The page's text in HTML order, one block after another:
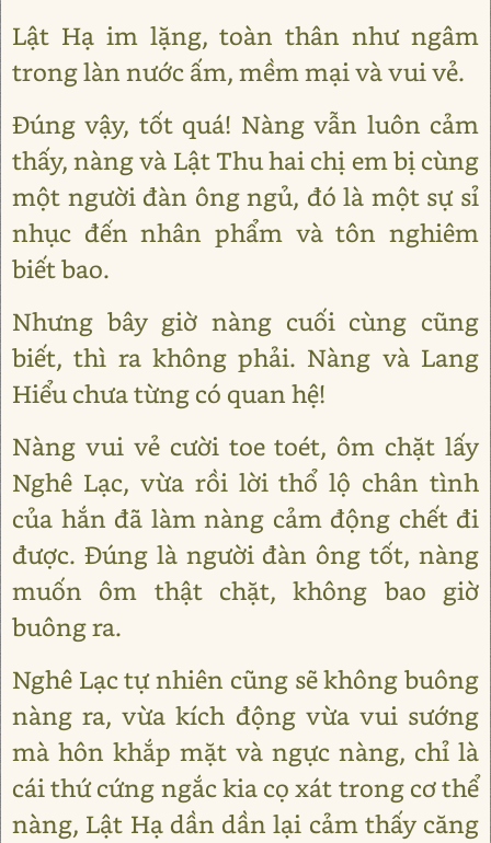
Lật Hạ im lặng, toàn thân như ngâm
trong làn nước ấm, mềm mại và vui vẻ.
Đúng vậy, tốt quá! Nàng vẫn luôn cảm
thấy, nàng và Lật Thu hai chị em bị cùng
một người đàn ông ngủ, đó là một sự sỉ
nhục đến nhân phẩm và tôn nghiêm
biết bao.
Nhưng bây giờ nàng cuối cùng cũng
biết, thì ra không phải. Nàng và Lang
Hiểu chưa từng có quan hệ!
Nàng vui vẻ cười toe toét, ôm chặt lấy
Nghê Lạc, vừa rồi lời thổ lộ chân tình
của hắn đã làm nàng cảm động chết đi
được. Đúng là người đàn ông tốt, nàng
muốn ôm thật chặt, không bao giờ
buông ra.
Nghê Lạc tự nhiên cũng sẽ không buông
nàng ra, vừa kích động vừa vui sướng
mà hôn khắp mặt và ngực nàng, chỉ là
cái thứ cứng ngắc kia cọ xát trong cơ thể
nàng, Lật Hạ dần dần lại cảm thấy căng